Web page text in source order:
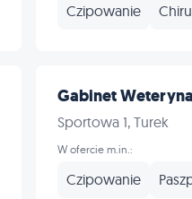
Czipowanie
Gabinet
Sportowa 1, Turek
W ofercie m.in.:
Czipowanie